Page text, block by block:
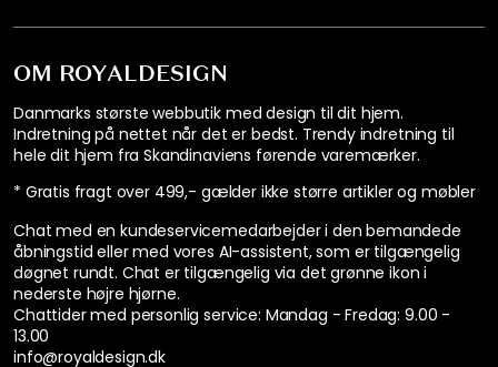
OM ROYALDESIGN
Danmarks største webbutik med design til dit hjem.
Indretning på nettet når det er bedst. Trendy indretning til
hele dit hjem fra Skandinaviens førende varemærker.
* Gratis fragt over 499,- gælder ikke større artikler og møbler
Chat med en kundeservicemedarbejder i den bemandede
åbningstid eller med vores AI-assistent, som er tilgængelig
døgnet rundt. Chat er tilgængelig via det grønne ikon i
nederste højre hjørne.
Chattider med personlig service: Mandag - Fredag: 9.00 -
13.00
info@royaldesign.dk